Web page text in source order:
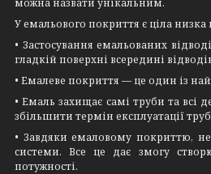
можна назвати унікальним.
У емальового покриття є ціла
• Застосування емальованих
гладкій поверхні всередині
• Емалеве покриття — це один із
• Емаль захищає самі труби та всі
збільшити термін експлуатації труб
• Завдяки емаловому покриттю,
системи. Все це дає змогу
потужності.